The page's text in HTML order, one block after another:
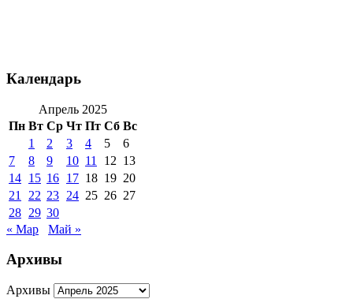
Календарь
Апрель 2025
Пн Вт Ср Чт Пт Сб Вс
1
2 3 4 5
6
7
8 9 10 11 12 13
14 15 16 17 18 19 20
21
22 23 24 25 26 27
28 29 30
« Мар
Май »
Архивы
Архивы